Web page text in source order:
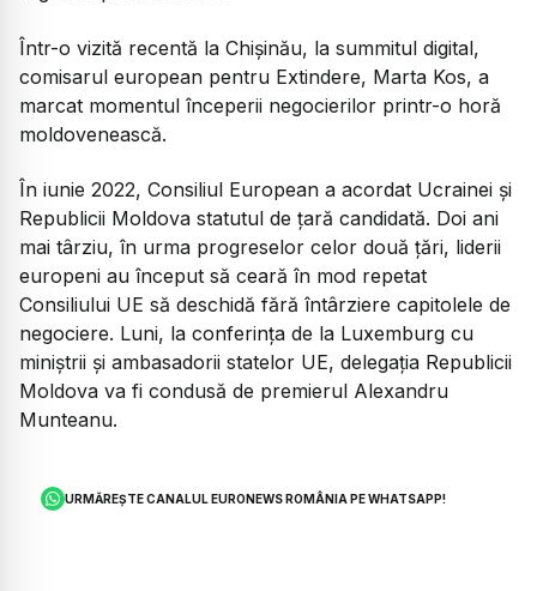
Într-o vizită recentă la Chișinău, la summitul digital,
comisarul european pentru Extindere, Marta Kos, a
marcat momentul începerii negocierilor printr-o horă
moldovenească.
În iunie 2022, Consiliul European a acordat Ucrainei și
Republicii Moldova statutul de țară candidată. Doi ani
mai târziu, în urma progreselor celor două țări, liderii
europeni au început să ceară în mod repetat
Consiliului UE să deschidă fără întârziere capitolele de
negociere. Luni, la conferința de la Luxemburg cu
miniștrii și ambasadorii statelor UE, delegația Republicii
Moldova va fi condusă de premierul Alexandru
Munteanu.
URMĂREȘTE CANALUL EURONEWS ROMÂNIA PE WHATSAPP!